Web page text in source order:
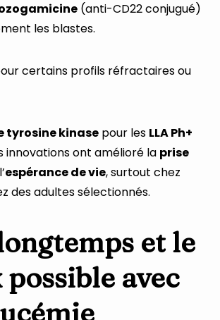
(anti-CD22 conjugué)
les blastes.
certains profils réfractaires ou
tyrosine kinase pour les LLA Ph+
innovations ont amélioré la prise
espérance de vie, surtout chez
des adultes sélectionnés.
et le
avec